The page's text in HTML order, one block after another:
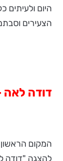
היום ולעיתים
הצעירים
דודה
להצגה "דודה